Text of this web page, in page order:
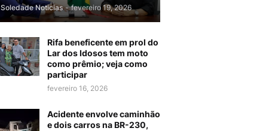
Soledade Noticias - fevereiro 19, 2026
Rifa beneficente em prol do
Lar dos Idosos tem moto
como prêmio; veja como
participar
fevereiro 16, 2026
Acidente envolve caminhão
e dois carros na BR-230,